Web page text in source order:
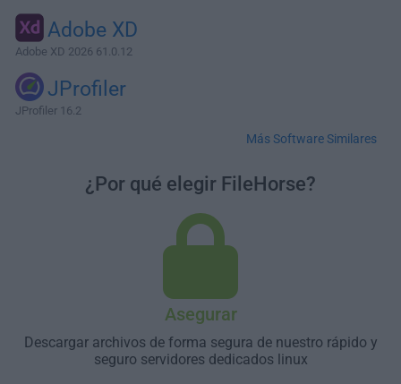
Adobe XD
Adobe XD 2026 61.0.12
JProfiler
JProfiler 16.2
Más Software Similares
¿Por qué elegir FileHorse?
Asegurar
Descargar archivos de forma segura de nuestro rápido y
seguro servidores dedicados linux